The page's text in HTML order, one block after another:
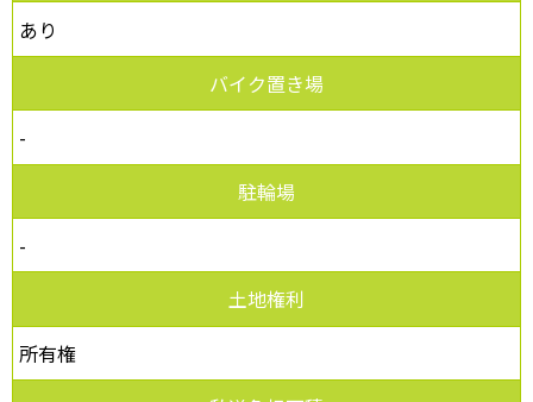
あり
バイク置き場
-
駐輪場
-
土地権利
所有権